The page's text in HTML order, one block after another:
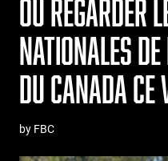
OÙ REGARDER
NATIONALES
DU CANADA CE
by FBC